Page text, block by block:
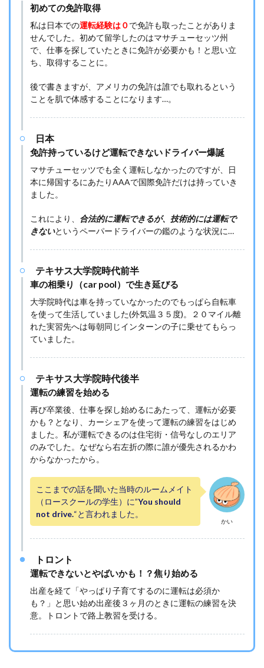
初めての免許取得
私は日本での運転経験は０で免許も取ったことがありま
せんでした。初めて留学したのはマサチューセッツ州
で、仕事を探していたときに免許が必要かも！と思い立
ち、取得することに。
後で書きますが、アメリカの免許は誰でも取れるという
ことを肌で体感することになります…。
日本
免許持っているけど運転できないドライバー爆誕
マサチューセッツでも全く運転しなかったのですが、日
本に帰国するにあたりAAAで国際免許だけは持っていき
ました。
これにより、 合法的に運転できるが、技術的には運転で
きないというペーパードライバーの鑑のような状況に…
テキサス大学院時代前半
車の相乗り（car pool）で生き延びる
大学院時代は車を持っていなかったのでもっぱら自転車
を使って生活していました(外気温３５度)。２０マイル離
れた実習先へは毎朝同じインターンの子に乗せてもらっ
ていました。
テキサス大学院時代後半
運転の練習を始める
再び卒業後、仕事を探し始めるにあたって、運転が必要
かも？となり、カーシェアを使って運転の練習をはじめ
ました。私が運転できるのは住宅街・信号なしのエリア
のみでした。なぜなら右左折の際に誰が優先されるかわ
からなかったから。
かい
ここまでの話を聞いた当時のルームメイト
（ロースクールの学生）に”You should
not drive.“と言われました。
トロント
運転できないとやばいかも！？焦り始める
出産を経て「やっぱり子育てするのに運転は必須か
も？」と思い始め出産後３ヶ月のときに運転の練習を決
意。トロントで路上教習を受ける。